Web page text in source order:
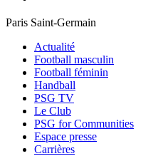
Paris Saint-Germain
Actualité
Football masculin
Football féminin
Handball
PSG TV
Le Club
PSG for Communities
Espace presse
Carrières